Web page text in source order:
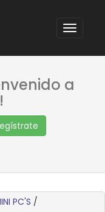
a
PC'S /